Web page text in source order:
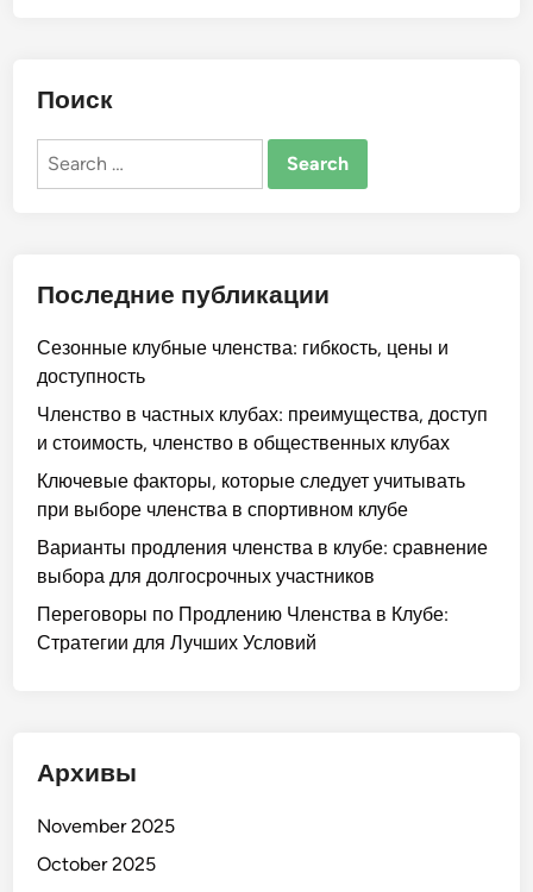
Поиск
Search
Последние публикации
Сезонные клубные членства: гибкость, цены и
доступность
Членство в частных клубах: преимущества, доступ
и стоимость, членство в общественных клубах
Ключевые факторы, которые следует учитывать
при выборе членства в спортивном клубе
Варианты продления членства в клубе: сравнение
выбора для долгосрочных участников
Переговоры по Продлению Членства в Клубе:
Стратегии для Лучших Условий
Архивы
November 2025
October 2025